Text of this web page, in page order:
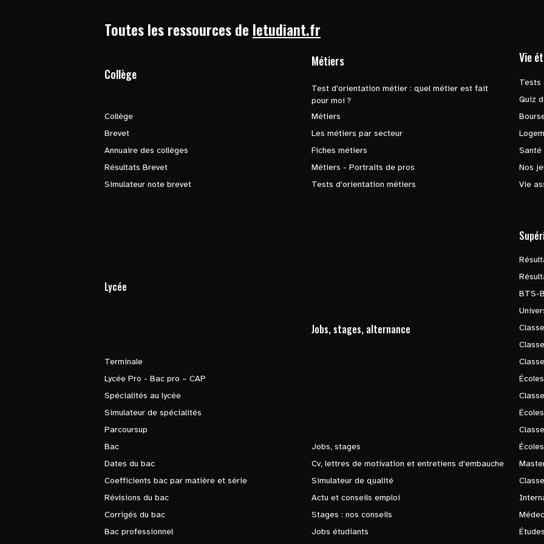
Toutes les ressources de letudiant.fr
Collège
Collège
Brevet
Annuaire des collèges
Résultats Brevet
Simulateur note brevet
Métiers
Test d'orientation métier : quel métier est fait
pour moi ?
Métiers
Les métiers par secteur
Fiches métiers
Métiers - Portraits de pros
Tests d'orientation métiers
Vie
Tests
Quiz
Santé
Nos
Vie
Lycée
Terminale
Lycée Pro - Bac pro – CAP
Spécialités au lycée
Simulateur de spécialités
Parcoursup
Bac
Dates du bac
Coefficients bac par matière et série
Révisions du bac
Corrigés du bac
Bac professionnel
Jobs, stages, alternance
Jobs, stages
Cv, lettres de motivation et entretiens d'embauche
Simulateur de qualité
Actu et conseils emploi
Stages : nos conseils
Jobs étudiants
BTS-